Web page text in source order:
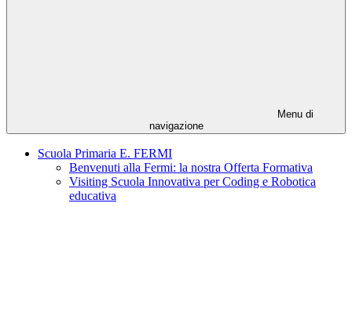
Menu di
navigazione
Scuola Primaria E. FERMI
Benvenuti alla Fermi: la nostra Offerta Formativa
Visiting Scuola Innovativa per Coding e Robotica
educativa